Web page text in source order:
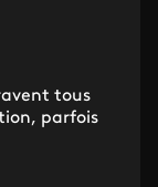
tous
parfois